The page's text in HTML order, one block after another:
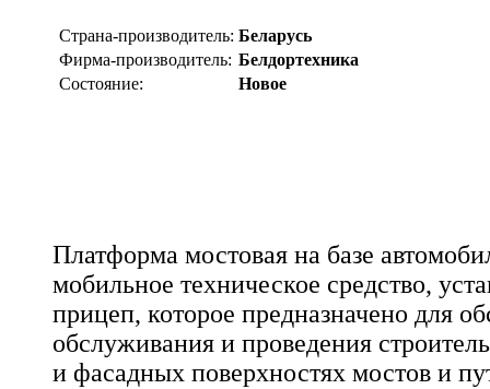
Страна-производитель: Беларусь
Фирма-производитель: Белдортехника
Состояние:
Новое
Платформа мостовая на базе
мобильное техническое средство,
прицеп, которое предназначено для
обслуживания и проведения
и фасадных поверхностях мостов и